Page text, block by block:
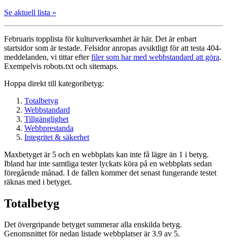
Se aktuell lista »
Februaris topplista för kultur­verksamhet är här. Det är enbart
startsidor som är testade. Felsidor anropas avsiktligt för att testa 404-
meddelanden, vi tittar efterfiler som har med webbstandard att göra.
Exempelvis robots.txt och sitemaps.
Hoppa direkt till kategoribetyg:
Totalbetyg
Webbstandard
Tillgänglighet
Webbprestanda
Integritet & säkerhet
Maxbetyget är 5 och en webbplats kan inte få lägre än 1 i betyg.
Ibland har inte samtliga tester lyckats köra på en webbplats sedan
föregående månad. I de fallen kommer det senast fungerande testet
räknas med i betyget.
Totalbetyg
Det övergripande betyget summerar alla enskilda betyg.
Genomsnittet för nedan listade webbplatser är 3.9 av 5.